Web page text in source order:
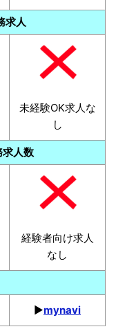
求人
未経験OK求人な
し
求人数
経験者向け求人
なし
▶︎mynavi